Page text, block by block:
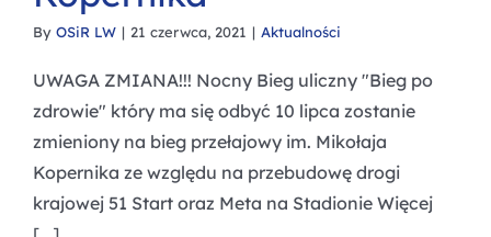
By OSiR LW | 21 czerwca, 2021 | Aktualności
UWAGA ZMIANA!!! Nocny Bieg uliczny "Bieg po
zdrowie" który ma się odbyć 10 lipca zostanie
zmieniony na bieg przełajowy im. Mikołaja
Kopernika ze względu na przebudowę drogi
krajowej 51 Start oraz Meta na Stadionie Więcej